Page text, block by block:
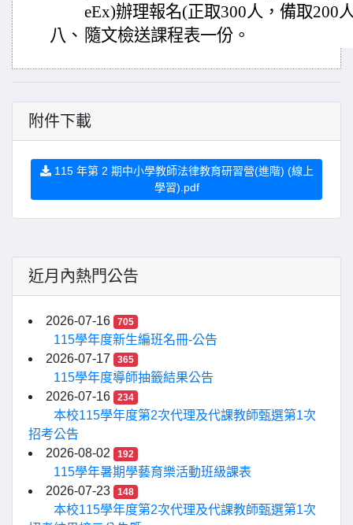
eEx)辦理報名(正取300人，備取200
八、 隨文檢送課程表一份。
附件下載
115 年第 2 期中小學教師法律教育研習營(進階) (線上
學習).pdf
近月內熱門公告
2026-07-16 705
115學年度新生編班名冊-公告
2026-07-17
365
115學年度導師抽籤結果公告
2026-07-16
234
本校115學年度第2次代理及代課教師甄選第1次
招考公告
2026-08-02
192
115學年暑期學藝育樂活動班級課表
2026-07-23
148
本校115學年度第2次代理及代課教師甄選第1次